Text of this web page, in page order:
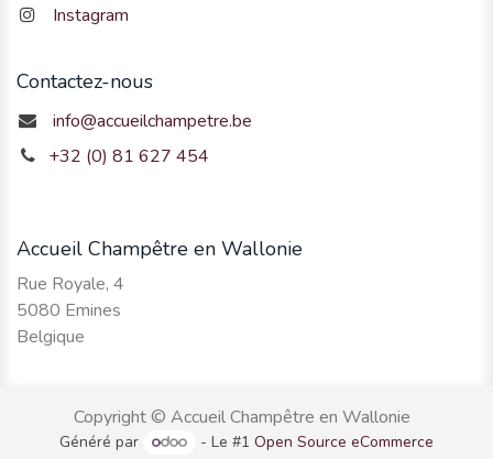
Instagram
Contactez-nous
info@accueilchampetre.be
+32 (0) 81 627 454
Accueil Champêtre en Wallonie
Rue Royale, 4
5080 Emines
Belgique
Copyright © Accueil Champêtre en Wallonie
Généré par - Le #1Open Source eCommerce